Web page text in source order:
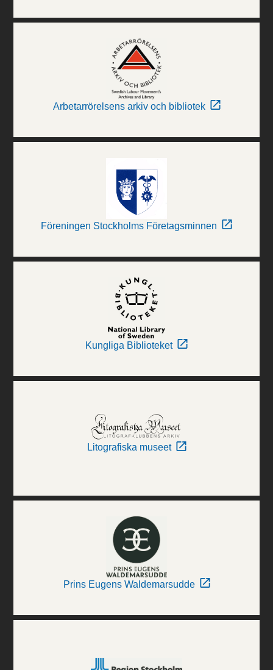
Arbetarrörelsens arkiv och bibliotek
Föreningen Stockholms Företagsminnen
Kungliga Biblioteket
Litografiska museet
Prins Eugens Waldemarsudde